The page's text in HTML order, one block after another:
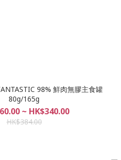
98% 鮮肉無膠主食罐
80g/165g
~ HK$340.00
HK$384.00